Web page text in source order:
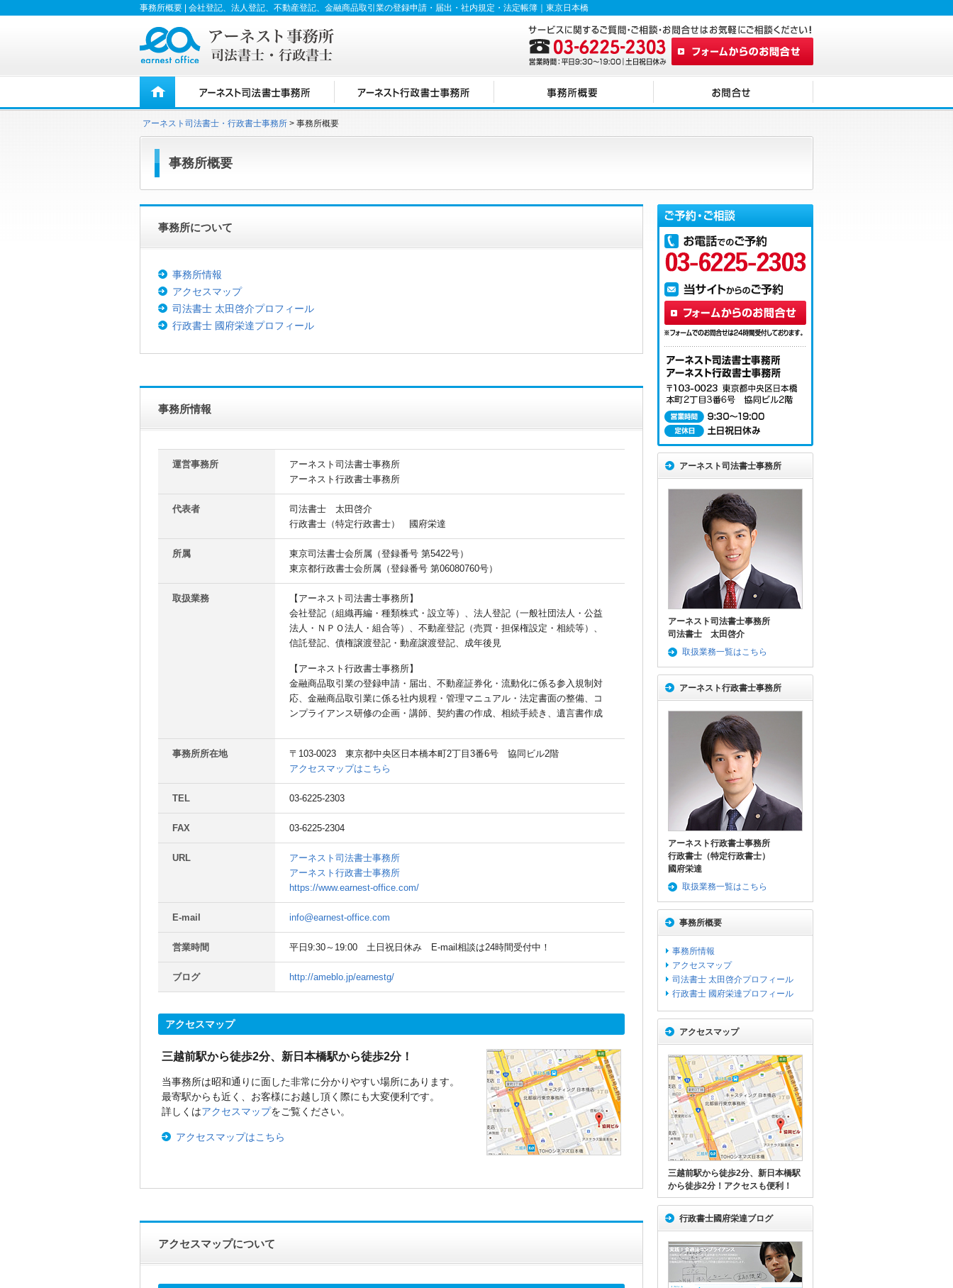
事務所概要 | 会社登記、法人登記、不動産登記、金融商品取引業の登録申請・届出・社内規定・法定帳簿｜東京日本橋
アーネスト司法書士・行政書士事務所 事務所概要
事務所概要
事務所について
事務所情報
アクセスマップ
司法書士 太田啓介プロフィール
行政書士 國府栄達プロフィール
事務所情報
運営事務所
アーネスト司法書士事務所
アーネスト行政書士事務所
代表者
司法書士 太田啓介
行政書士（特定行政書士） 國府栄達
所属
東京司法書士会所属（登録番号 第5422号）
東京都行政書士会所属（登録番号 第06080760号）
取扱業務
【アーネスト司法書士事務所】
会社登記（組織再編・種類株式・設立等）、法人登記（一般社団法人・公益
法人・ＮＰＯ法人・組合等）、不動産登記（売買・担保権設定・相続等）、
信託登記、債権譲渡登記・動産譲渡登記、成年後見
【アーネスト行政書士事務所】
金融商品取引業の登録申請・届出、不動産証券化・流動化に係る参入規制対
応、金融商品取引業に係る社内規程・管理マニュアル・法定書面の整備、コ
ンプライアンス研修の企画・講師、契約書の作成、相続手続き、遺言書作成
事務所所在地
〒103-0023 東京都中央区日本橋本町2丁目3番6号 協同ビル2階
アクセスマップはこちら
TEL 03-6225-2303
FAX 03-6225-2304
URL
アーネスト司法書士事務所
アーネスト行政書士事務所
https://www.earnest-office.com/
E-mail info@earnest-office.com
営業時間 平日9:30～19:00 土日祝日休み E-mail相談は24時間受付中！
ブログ http://ameblo.jp/earnestg/
アクセスマップ
三越前駅から徒歩2分、新日本橋駅から徒歩2分！
当事務所は昭和通りに面した非常に分かりやすい場所にあります。
最寄駅からも近く、お客様にお越し頂く際にも大変便利です。
詳しくはアクセスマップをご覧ください。
アクセスマップはこちら
アクセスマップについて
アーネスト司法書士事務所
アーネスト司法書士事務所
司法書士 太田啓介
取扱業務一覧はこちら
アーネスト行政書士事務所
アーネスト行政書士事務所
行政書士（特定行政書士）
國府栄達
取扱業務一覧はこちら
事務所概要
事務所情報
アクセスマップ
司法書士 太田啓介プロフィール
行政書士 國府栄達プロフィール
アクセスマップ
三越前駅から徒歩2分、新日本橋駅
から徒歩2分！アクセスも便利！
行政書士國府栄達ブログ